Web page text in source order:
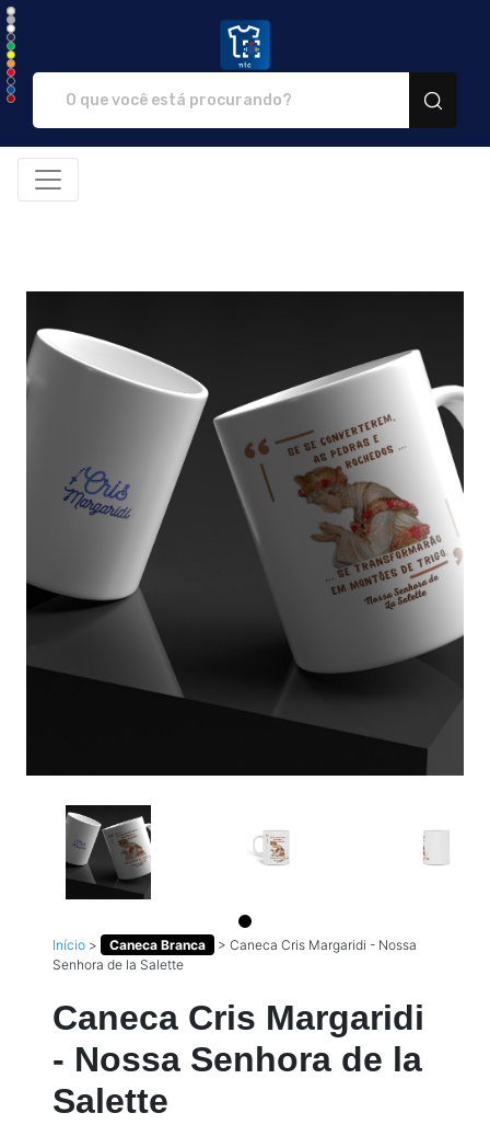
Início > Caneca Branca > Caneca Cris Margaridi - Nossa
Senhora de la Salette
Caneca Cris Margaridi
- Nossa Senhora de la
Salette